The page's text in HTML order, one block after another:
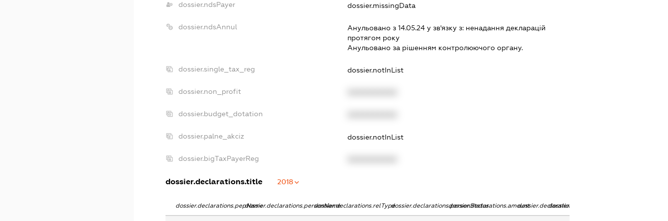
dossier.ndsPayer dossier.missingData
dossier.ndsAnnul Анульовано з 14.05.24 у зв'язку з: ненадання декларацiй
протягом року
Анульовано за рiшенням контролюючого органу.
dossier.single_tax_reg dossier.notInList
dossier.non_profit
dossier.budget_dotation
dossier.palne_akciz dossier.notInList
dossier.bigTaxPayerReg
dossier.declarations.title 2018
dossier.declarations.pepNamedossier.declarations.personNamedossier.declarations.relTypedossier.declarations.personStatusdossier.declarations.amountdossier.declarations.currency
dossier.declarations.source